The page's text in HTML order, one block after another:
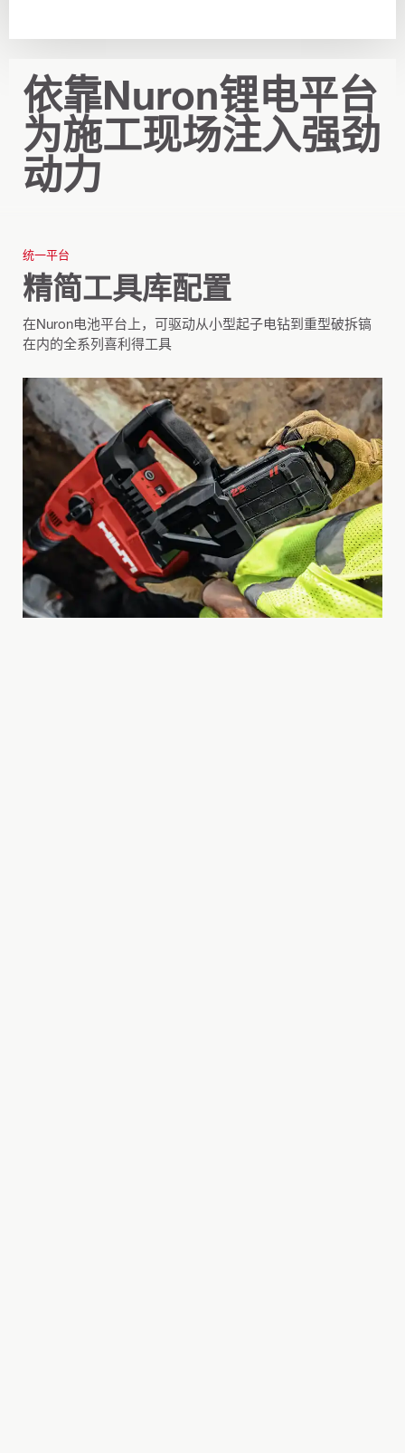
依靠Nuron锂电平台
为施工现场注入强劲
动力
统一平台
精简工具库配置
在Nuron电池平台上，可驱动从小型起子电钻到重型破拆镐
在内的全系列喜利得工具